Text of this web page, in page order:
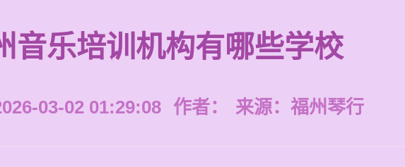
音乐培训机构有哪些学校
03-02 01:29:08 作者： 来源： 福州琴行